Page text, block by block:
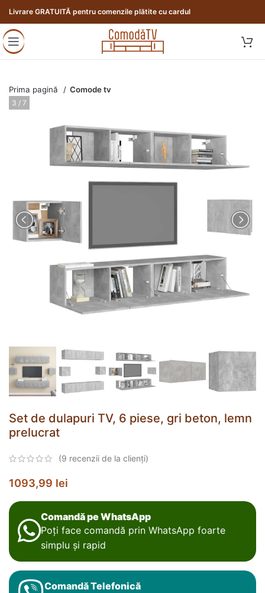
Livrare GRATUITĂ pentru comenzile plătite cu cardul
Prima pagină Comode tv
3 / 7
Set de dulapuri TV, 6 piese, gri beton, lemn
prelucrat
(9 recenzii de la clienți)
1093,99 lei
Comandă pe WhatsApp
Poți face comandă prin WhatsApp foarte
simplu și rapid
Comandă Telefonică